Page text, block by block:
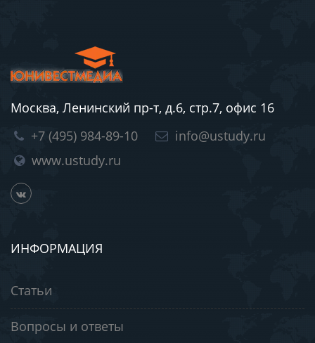
Москва, Ленинский пр-т, д.6, стр.7, офис 16
+7 (495) 984-89-10
info@ustudy.ru
www.ustudy.ru
ИНФОРМАЦИЯ
Статьи
Вопросы и ответы